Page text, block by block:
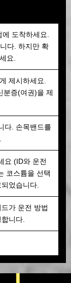
도착하세요.
다. 하지만 확
요.
제시하세요.
분증(여권)을 제
다. 손목밴드를
요 (ID와 운전
코스튬을 선택
었습니다.
가 운전 방법
니다.